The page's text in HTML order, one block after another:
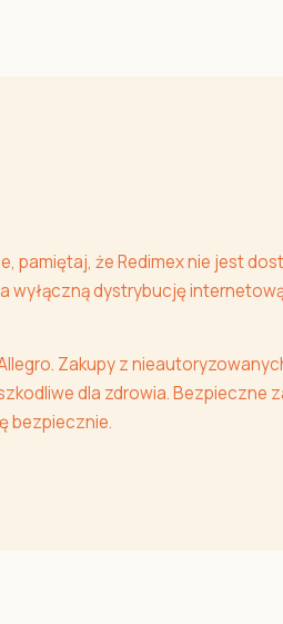
pamiętaj, że Redimex nie jest
dystrybucję
Zakupy z
dla zdrowia. Bezpieczne
bezpiecznie.